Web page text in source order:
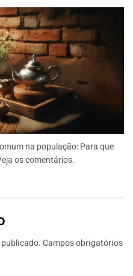
na população: Para que
os comentários.
publicado.Campos obrigatórios